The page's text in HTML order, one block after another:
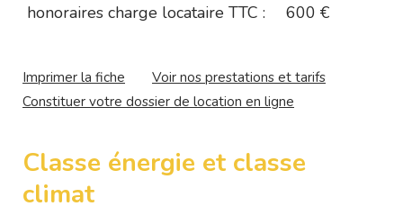
honoraires charge locataire TTC :
600 €
Imprimer la fiche
Voir nos prestations et tarifs
Constituer votre dossier de location en ligne
Classe énergie et classe
climat